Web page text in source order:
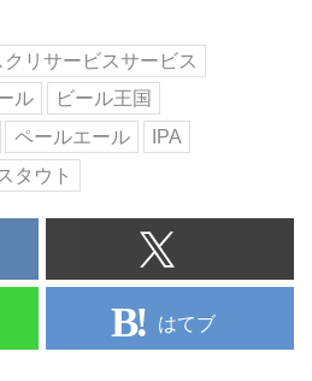
リサービスサービス
ル
ビール王国
ペールエール
IPA
タウト
はてブ